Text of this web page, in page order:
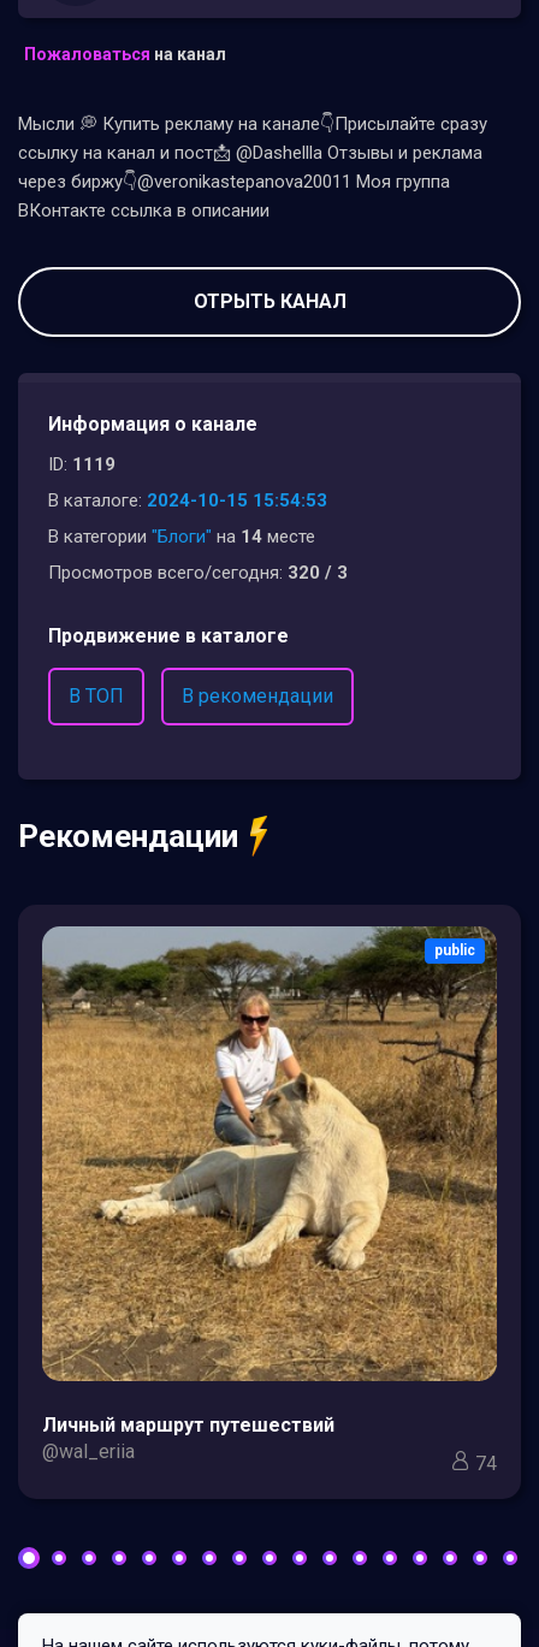
Пожаловаться на канал
Мысли 💭 Купить рекламу на канале👇Присылайте сразу
ссылку на канал и пост📩 @Dashellla Отзывы и реклама
через биржу👇@veronikastepanova20011 Моя группа
ВКонтакте ссылка в описании
ОТРЫТЬ КАНАЛ
Информация о канале
ID: 1119
В каталоге: 2024-10-15 15:54:53
В категории "Блоги" на 14 месте
Просмотров всего/сегодня: 320 / 3
Продвижение в каталоге
В ТОП В рекомендации
Рекомендации
public
Личный маршрут путешествий
@wal_eriia
74